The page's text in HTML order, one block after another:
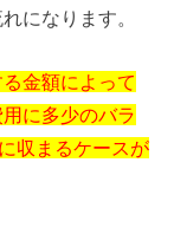
になります。
金額によって
に多少のバラ
収まるケースが